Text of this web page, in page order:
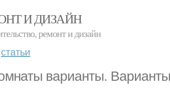
И ДИЗАЙН
ремонт и дизайн
статьи
варианты.